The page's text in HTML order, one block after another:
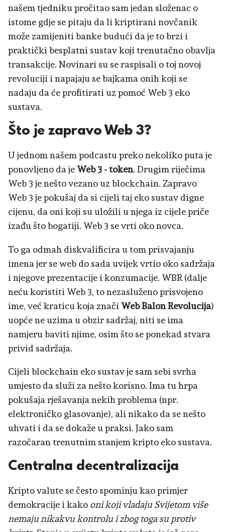
našem tjedniku pročitao sam jedan složenac o
istome gdje se pitaju da li kriptirani novčanik
može zamijeniti banke budući da je to brzi i
praktički besplatni sustav koji trenutačno obavlja
transakcije. Novinari su se raspisali o toj novoj
revoluciji i napajaju se bajkama onih koji se
nadaju da će profitirati uz pomoć Web 3 eko
sustava.
Što je zapravo Web 3?
U jednom našem podcastu preko nekoliko puta je
ponovljeno da je Web 3 - token. Drugim riječima
Web 3 je nešto vezano uz blockchain. Zapravo
Web 3 je pokušaj da si cijeli taj eko sustav digne
cijenu, da oni koji su uložili u njega iz cijele priče
izađu što bogatiji. Web 3 se vrti oko novca.
To ga odmah diskvalificira u tom prisvajanju
imena jer se web do sada uvijek vrtio oko sadržaja
i njegove prezentacije i konzumacije. WBR (dalje
neću koristiti Web 3, to nezasluženo prisvojeno
ime, već kraticu koja znači Web Balon Revolucija)
uopće ne uzima u obzir sadržaj, niti se ima
namjeru baviti njime, osim što se ponekad stvara
privid sadržaja.
Cijeli blockchain eko sustav je sam sebi svrha
umjesto da služi za nešto korisno. Ima tu hrpa
pokušaja rješavanja nekih problema (npr.
elektroničko glasovanje), ali nikako da se nešto
uhvati i da se dokaže u praksi. Jako sam
razočaran trenutnim stanjem kripto eko sustava.
Centralna decentralizacija
Kripto valute se često spominju kao primjer
demokracije i kako oni koji vladaju Svijetom više
nemaju nikakvu kontrolu i zbog toga su protiv